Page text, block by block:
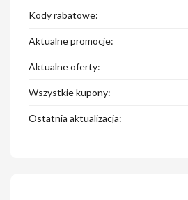
Kody rabatowe:
Aktualne promocje:
Aktualne oferty:
Wszystkie kupony:
Ostatnia aktualizacja: